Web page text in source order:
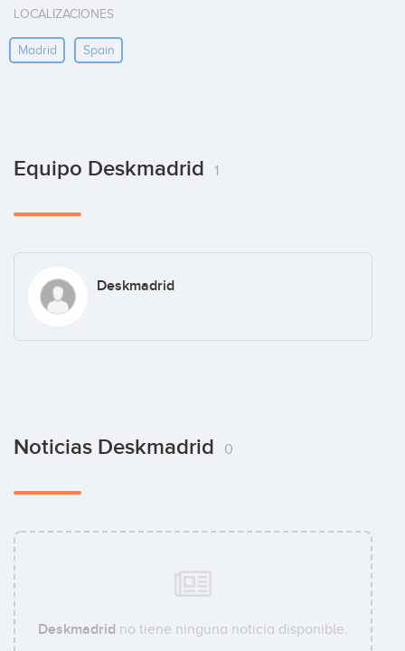
LOCALIZACIONES
Madrid Spain
Equipo Deskmadrid 1
Deskmadrid
Noticias Deskmadrid 0
Deskmadrid no tiene ninguna noticia disponible.